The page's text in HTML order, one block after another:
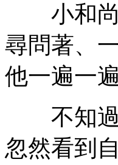
小和尚
尋問著、
他一遍一
不知過
忽然看到